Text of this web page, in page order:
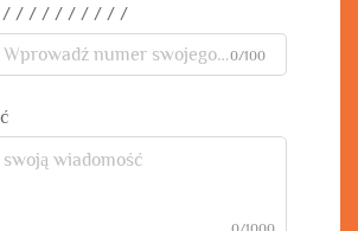
/ / / / / / / / /
0/100